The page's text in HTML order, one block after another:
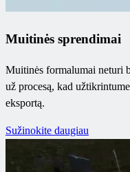
Muitinės sprendimai
Muitinės formalumai neturi
už procesą, kad
eksportą.
Sužinokite daugiau